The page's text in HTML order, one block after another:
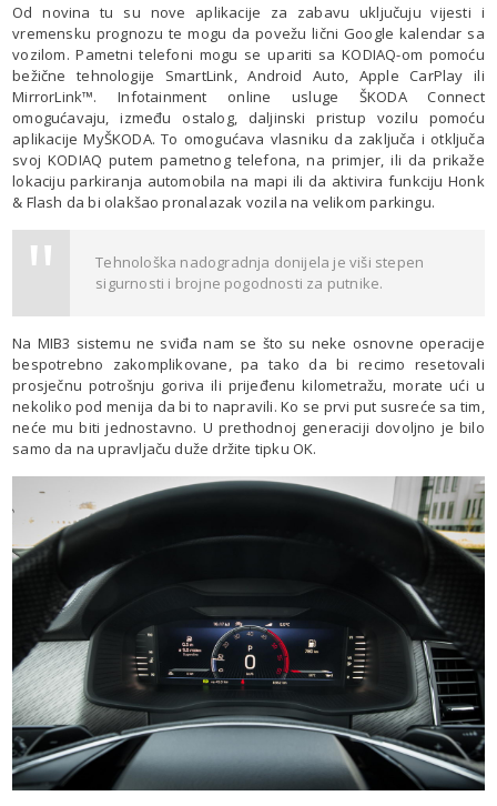
Od novina tu su nove aplikacije za zabavu uključuju vijesti i
vremensku prognozu te mogu da povežu lični Google kalendar sa
vozilom. Pametni telefoni mogu se upariti sa KODIAQ-om pomoću
bežične tehnologije SmartLink, Android Auto, Apple CarPlay ili
MirrorLink™. Infotainment online usluge ŠKODA Connect
omogućavaju, između ostalog, daljinski pristup vozilu pomoću
aplikacije MyŠKODA. To omogućava vlasniku da zaključa i otključa
svoj KODIAQ putem pametnog telefona, na primjer, ili da prikaže
lokaciju parkiranja automobila na mapi ili da aktivira funkciju Honk
& Flash da bi olakšao pronalazak vozila na velikom parkingu.
Tehnološka nadogradnja donijela je viši stepen
sigurnosti i brojne pogodnosti za putnike.
Na MIB3 sistemu ne sviđa nam se što su neke osnovne operacije
bespotrebno zakomplikovane, pa tako da bi recimo resetovali
prosječnu potrošnju goriva ili prijeđenu kilometražu, morate ući u
nekoliko pod menija da bi to napravili. Ko se prvi put susreće sa tim,
neće mu biti jednostavno. U prethodnoj generaciji dovoljno je bilo
samo da na upravljaču duže držite tipku OK.